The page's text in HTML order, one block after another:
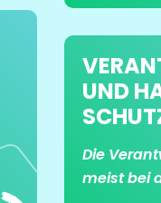
UND
Die
meist bei